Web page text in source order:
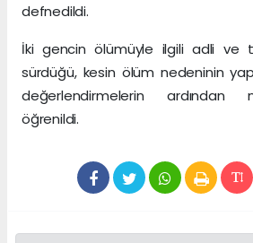
defnedildi.
İki gencin ölümüyle ilgili adli ve
sürdüğü, kesin ölüm nedeninin
değerlendirmelerin ardından
öğrenildi.